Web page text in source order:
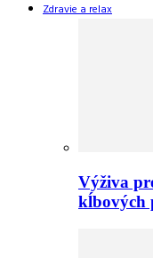
Zdravie a relax
Výživa
kĺbových